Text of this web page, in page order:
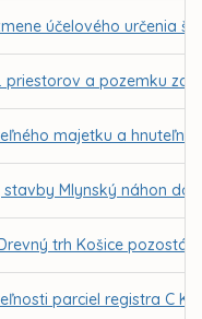
účelového určenia
priestorov a pozemku za
majetku a
Mlynský náhon do
trh Košice
parciel registra C